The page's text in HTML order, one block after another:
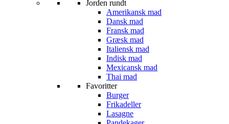
Jorden rundt
Amerikansk mad
Dansk mad
Fransk mad
Græsk mad
Italiensk mad
Indisk mad
Mexicansk mad
Thai mad
Favoritter
Burger
Frikadeller
Lasagne